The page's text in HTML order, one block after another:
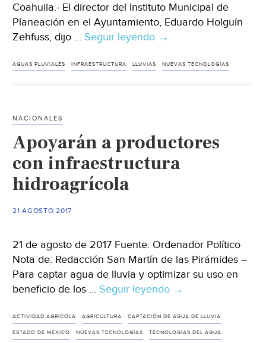
Coahuila.- El director del Instituto Municipal de
Planeación en el Ayuntamiento, Eduardo Holguín
Zehfuss, dijo … Seguir leyendo Coahuila:
infraestructura
pluviales
Sol
→
AGUAS PLUVIALES INFRAESTRUCTURA LLUVIAS NUEVAS TECNOLOGÍAS
NACIONALES
Apoyarán a productores
con infraestructura
hidroagrícola
21 AGOSTO 2017
21 de agosto de 2017 Fuente: Ordenador Político
Nota de: Redacción San Martín de las Pirámides –
Para captar agua de lluvia y optimizar su uso en
beneficio de los … Seguir leyendo Apoyarán
productores
con
→
ACTIVIDAD AGRÍCOLA AGRICULTURA CAPTACIÓN DE AGUA DE LLUVIA
ESTADO DE MÉXICO NUEVAS TECNOLOGÍAS TECNOLOGÍAS DEL AGUA